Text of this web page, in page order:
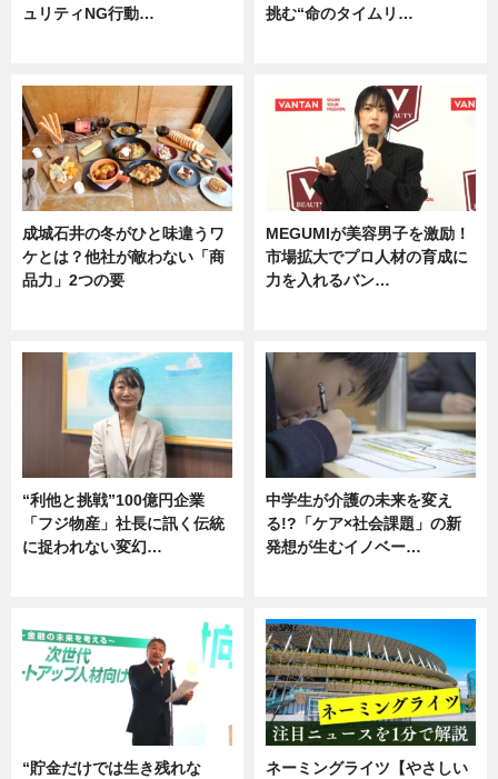
ュリティNG行動…
挑む“命のタイムリ…
成城石井の冬がひと味違うワ
ケとは？他社が敵わない「商
品力」2つの要
MEGUMIが美容男子を激励！
市場拡大でプロ人材の育成に
力を入れるバン…
“利他と挑戦”100億円企業
「フジ物産」社長に訊く伝統
に捉われない変幻…
中学生が介護の未来を変え
る!?「ケア×社会課題」の新
発想が生むイノベー…
“貯金だけでは生き残れな ネーミングライツ【やさしい